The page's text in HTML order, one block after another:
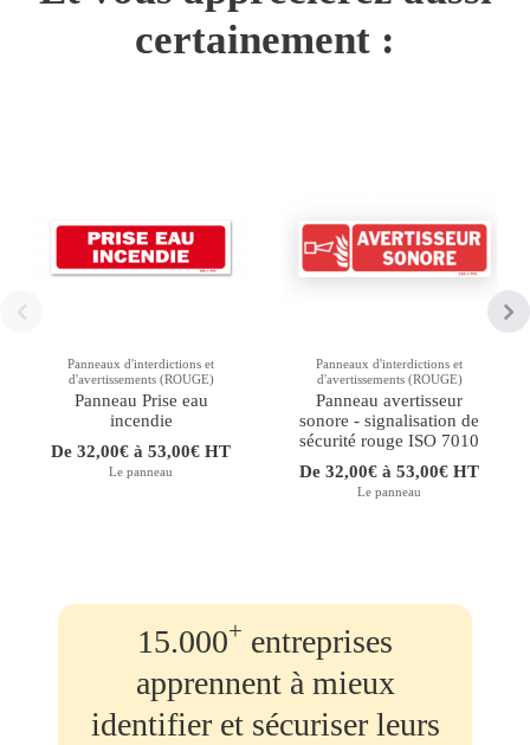
certainement :
Panneaux d'interdictions et
d'avertissements (ROUGE)
Panneau Prise eau
incendie
De 32,00€ à 53,00€ HT
Le panneau
Panneaux d'interdictions et
d'avertissements (ROUGE)
Panneau avertisseur
sonore - signalisation de
sécurité rouge ISO 7010
De 32,00€ à 53,00€ HT
Le panneau
15.000+ entreprises
apprennent à mieux
identifier et sécuriser leurs